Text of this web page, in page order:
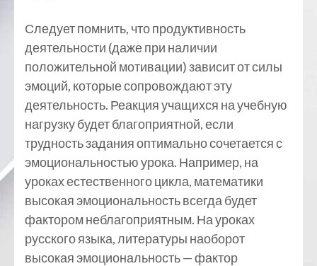
Следует помнить, что продуктивность
деятельности (даже при наличии
положительной мотивации) зависит от силы
эмоций, которые сопровождают эту
деятельность. Реакция учащихся на учебную
нагрузку будет благоприятной, если
трудность задания оптимально сочетается с
эмоциональностью урока. Например, на
уроках естественного цикла, математики
высокая эмоциональность всегда будет
фактором неблагоприятным. На уроках
русского языка, литературы наоборот
высокая эмоциональность — фактор